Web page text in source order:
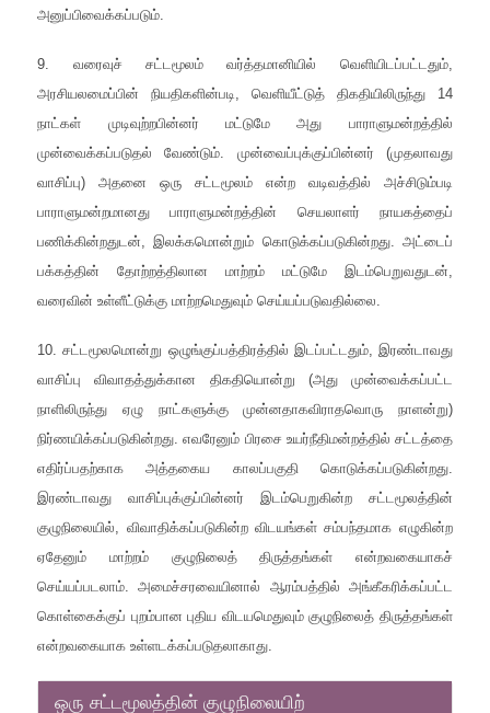
அனுப்பிவைக்கப்படும்.
9. வரைவுச் சட்டமூலம் வர்த்தமானியில் வெளியிடப்பட்டதும்,
அரசியலமைப்பின் நியதிகளின்படி, வெளியீட்டுத் திகதியிலிருந்து 14
நாட்கள் முடிவுற்றபின்னர் மட்டுமே அது பாராளுமன்றத்தில்
முன்வைக்கப்படுதல் வேண்டும். முன்வைப்புக்குப்பின்னர் (முதலாவது
வாசிப்பு) அதனை ஒரு சட்டமூலம் என்ற வடிவத்தில் அச்சிடும்படி
பாராளுமன்றமானது பாராளுமன்றத்தின் செயலாளர் நாயகத்தைப்
பணிக்கின்றதுடன், இலக்கமொன்றும் கொடுக்கப்படுகின்றது. அட்டைப்
பக்கத்தின் தோற்றத்திலான மாற்றம் மட்டுமே இடம்பெறுவதுடன்,
வரைவின் உள்ளீட்டுக்கு மாற்றமெதுவும் செய்யப்படுவதில்லை.
10. சட்டமூலமொன்று ஒழுங்குப்பத்திரத்தில் இடப்பட்டதும், இரண்டாவது
வாசிப்பு விவாதத்துக்கான திகதியொன்று (அது முன்வைக்கப்பட்ட
நாளிலிருந்து ஏழு நாட்களுக்கு முன்னதாகவிராதவொரு நாளன்று)
நிர்ணயிக்கப்படுகின்றது. எவரேனும் பிரசை உயர்நீதிமன்றத்தில் சட்டத்தை
எதிர்ப்பதற்காக அத்தகைய காலப்பகுதி கொடுக்கப்படுகின்றது.
இரண்டாவது வாசிப்புக்குப்பின்னர் இடம்பெறுகின்ற சட்டமூலத்தின்
குழுநிலையில், விவாதிக்கப்படுகின்ற விடயங்கள் சம்பந்தமாக எழுகின்ற
ஏதேனும் மாற்றம் குழுநிலைத் திருத்தங்கள் என்றவகையாகச்
செய்யப்படலாம். அமைச்சரவையினால் ஆரம்பத்தில் அங்கீகரிக்கப்பட்ட
கொள்கைக்குப் புறம்பான புதிய விடயமெதுவும் குழுநிலைத் திருத்தங்கள்
என்றவகையாக உள்ளடக்கப்படுதலாகாது.
ஒரு சட்டமூலத்தின் குழுநிலையிற்